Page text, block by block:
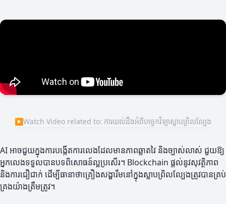
▶Watch Video related to: ការយល់ដឹងអំពីបច្ចេកវិទ្យាស្លាបព្រិលល្បែង
AI អាចជួយក្នុងការបង្កើតការលេងដែលមានភាពឆ្លាតវៃ និងច្បាស់លាស់ ជួយឱ្យ
អ្នកលេងទទួលបានបទពិសោធន៍ល្អប្រសើរ។ Blockchain ផ្តល់នូវសុវត្ថិភាព
និងការជឿជាក់ ដើម្បីធានាថាគ្រឿងសង្ហារឹមនៅក្នុងស្លាបព្រិលល្បែងត្រូវបានគ្រប់
គ្រងយ៉ាងត្រឹមត្រូវ។